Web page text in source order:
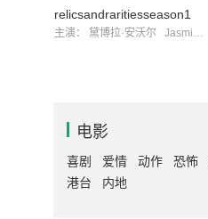
relicsandraritiesseason1
主演： 黛博拉·安沃尔 JasmineBhullar
电影
喜剧 爱情 动作 恐怖
港台
内地